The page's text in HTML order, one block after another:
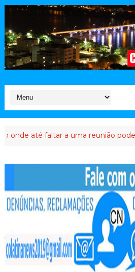
faltar a uma reunião pode virar